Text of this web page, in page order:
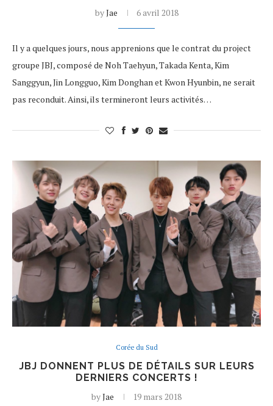
byJae 6 avril 2018
Il y a quelques jours, nous apprenions que le contrat du project
groupe JBJ, composé de Noh Taehyun, Takada Kenta, Kim
Sanggyun, Jin Longguo, Kim Donghan et Kwon Hyunbin, ne serait
pas reconduit. Ainsi, ils termineront leurs activités…
Corée du Sud
JBJ DONNENT PLUS DE DÉTAILS SUR LEURS
DERNIERS CONCERTS !
byJae 19 mars 2018